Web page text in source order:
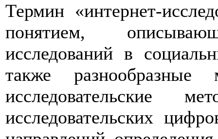
Термин «интернет-
понятием,
исследований в
также разнообразные
исследовательские
исследовательских